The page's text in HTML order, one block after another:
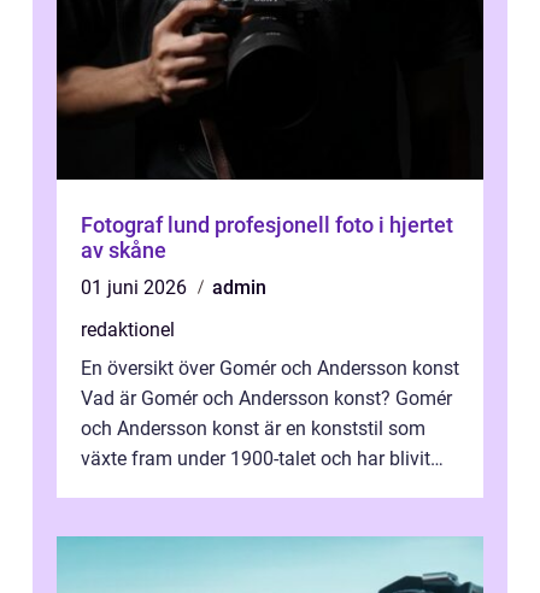
Fotograf lund profesjonell foto i hjertet
av skåne
01 juni 2026
admin
redaktionel
En översikt över Gomér och Andersson konst
Vad är Gomér och Andersson konst? Gomér
och Andersson konst är en konststil som
växte fram under 1900-talet och har blivit